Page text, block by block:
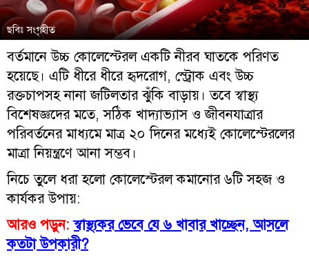
ছবিঃ সংগৃহীত
বর্তমানে উচ্চ কোলেস্টেরল একটি নীরব ঘাতকে পরিণত
হয়েছে। এটি ধীরে ধীরে হৃদরোগ, স্ট্রোক এবং উচ্চ
রক্তচাপসহ নানা জটিলতার ঝুঁকি বাড়ায়। তবে স্বাস্থ্য
বিশেষজ্ঞদের মতে, সঠিক খাদ্যাভ্যাস ও জীবনযাত্রার
পরিবর্তনের মাধ্যমে মাত্র ২০ দিনের মধ্যেই কোলেস্টেরলের
মাত্রা নিয়ন্ত্রণে আনা সম্ভব।
নিচে তুলে ধরা হলো কোলেস্টেরল কমানোর ৬টি সহজ ও
কার্যকর উপায়:
আরও পড়ুন: স্বাস্থ্যকর ভেবে যে ৬ খাবার খাচ্ছেন, আসলে
কতটা উপকারী?